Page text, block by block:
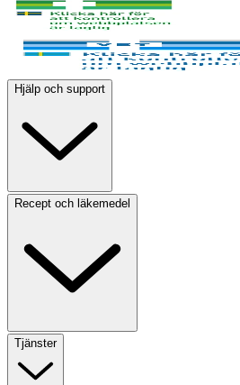
Hjälp och support
Recept och läkemedel
Tjänster